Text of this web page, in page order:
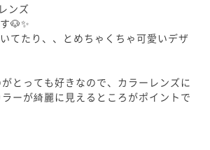
ンズ
🐶✨
てたり、、とめちゃくちゃ可愛いデザ
とっても好きなので、カラーレンズに
ーが綺麗に見えるところがポイントで